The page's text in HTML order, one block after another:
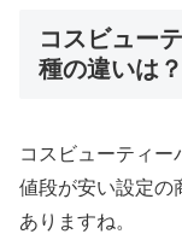
コスビュー
種の違いは？
コスビューティー
値段が安い設定の
ありますね。